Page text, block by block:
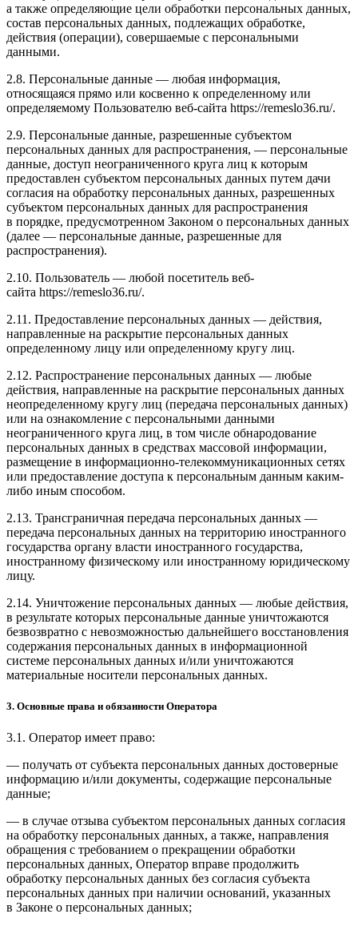
а также определяющие цели обработки персональных данных,
состав персональных данных, подлежащих обработке,
действия (операции), совершаемые с персональными
данными.
2.8. Персональные данные — любая информация,
относящаяся прямо или косвенно к определенному или
определяемому Пользователю веб-сайта https://remeslo36.ru/.
2.9. Персональные данные, разрешенные субъектом
персональных данных для распространения, — персональные
данные, доступ неограниченного круга лиц к которым
предоставлен субъектом персональных данных путем дачи
согласия на обработку персональных данных, разрешенных
субъектом персональных данных для распространения
в порядке, предусмотренном Законом о персональных данных
(далее — персональные данные, разрешенные для
распространения).
2.10. Пользователь — любой посетитель веб-
сайта https://remeslo36.ru/.
2.11. Предоставление персональных данных — действия,
направленные на раскрытие персональных данных
определенному лицу или определенному кругу лиц.
2.12. Распространение персональных данных — любые
действия, направленные на раскрытие персональных данных
неопределенному кругу лиц (передача персональных данных)
или на ознакомление с персональными данными
неограниченного круга лиц, в том числе обнародование
персональных данных в средствах массовой информации,
размещение в информационно-телекоммуникационных сетях
или предоставление доступа к персональным данным каким-
либо иным способом.
2.13. Трансграничная передача персональных данных —
передача персональных данных на территорию иностранного
государства органу власти иностранного государства,
иностранному физическому или иностранному юридическому
лицу.
2.14. Уничтожение персональных данных — любые действия,
в результате которых персональные данные уничтожаются
безвозвратно с невозможностью дальнейшего восстановления
содержания персональных данных в информационной
системе персональных данных и/или уничтожаются
материальные носители персональных данных.
3. Основные права и обязанности Оператора
3.1. Оператор имеет право:
— получать от субъекта персональных данных достоверные
информацию и/или документы, содержащие персональные
данные;
— в случае отзыва субъектом персональных данных согласия
на обработку персональных данных, а также, направления
обращения с требованием о прекращении обработки
персональных данных, Оператор вправе продолжить
обработку персональных данных без согласия субъекта
персональных данных при наличии оснований, указанных
в Законе о персональных данных;